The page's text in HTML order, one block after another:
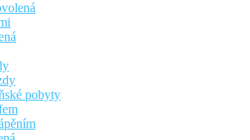
pobyty